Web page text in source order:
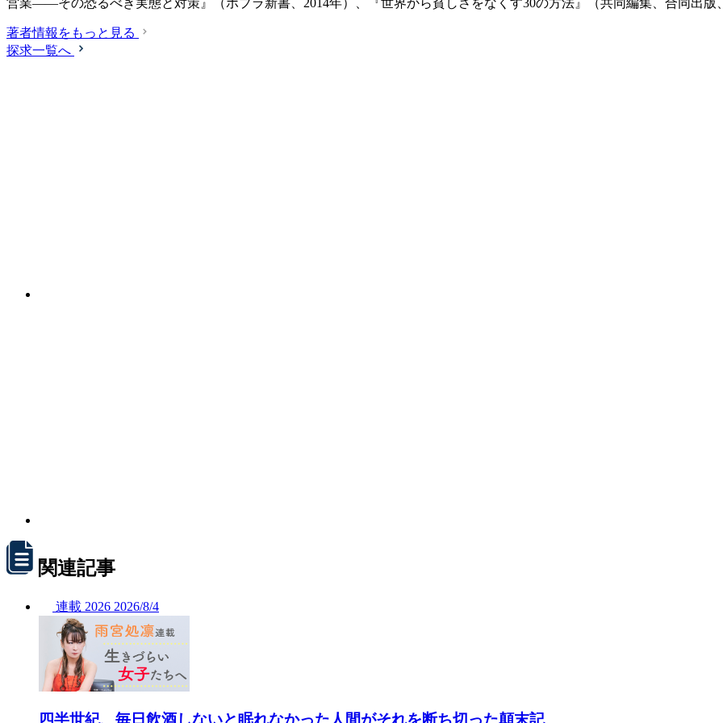
著者情報をもっと見る
探求一覧へ
関連記事
連載 2026 2026/8/4
四半世紀、毎日飲酒しないと眠れなかった人間がそれを断ち切った顛末記